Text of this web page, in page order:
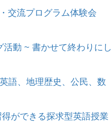
交流プログラム体験会
動 ~ 書かせて終わりにし
語、地理歴史、公民、数
ができる探求型英語授業